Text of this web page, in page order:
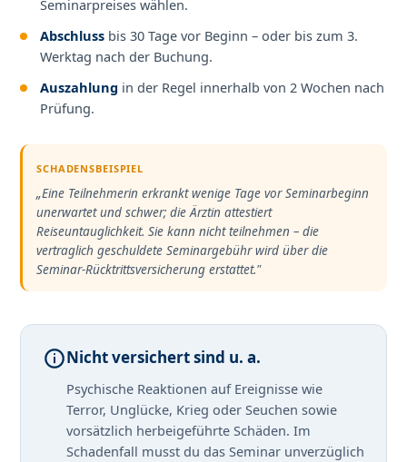
Seminarpreises wählen.
Abschluss bis 30 Tage vor Beginn – oder bis zum 3.
Werktag nach der Buchung.
Auszahlung in der Regel innerhalb von 2 Wochen nach
Prüfung.
SCHADENSBEISPIEL
„Eine Teilnehmerin erkrankt wenige Tage vor Seminarbeginn
unerwartet und schwer; die Ärztin attestiert
Reiseuntauglichkeit. Sie kann nicht teilnehmen – die
vertraglich geschuldete Seminargebühr wird über die
Seminar-Rücktrittsversicherung erstattet."
Nicht versichert sind u. a.
Psychische Reaktionen auf Ereignisse wie
Terror, Unglücke, Krieg oder Seuchen sowie
vorsätzlich herbeigeführte Schäden. Im
Schadenfall musst du das Seminar unverzüglich